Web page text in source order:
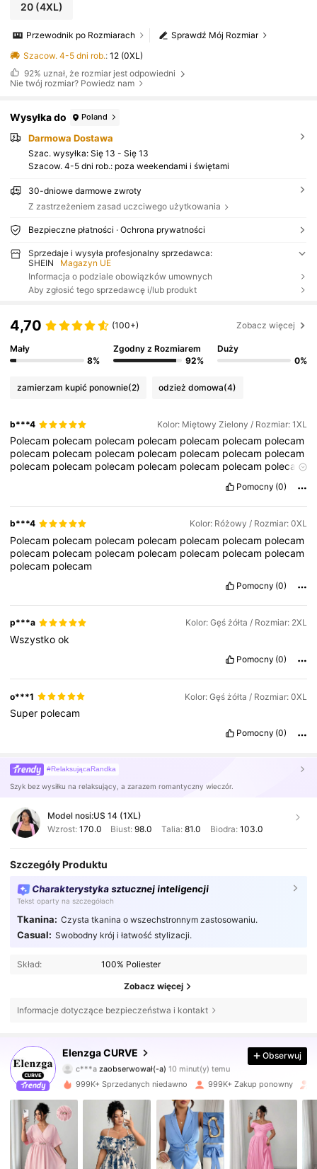
20(4XL)
Sprawdź Mój Rozmiar
Przewodnik po Rozmiarach
Szacow. 4-5 dni rob.:12 (0XL)
92% uznał, że rozmiar jest odpowiedni
Nie twój rozmiar? Powiedz nam
Wysyłka do Poland
Darmowa Dostawa
Szac. wysyłka: Się 13 - Się 13
Szacow. 4-5 dni rob.: poza weekendami i świętami
30-dniowe darmowe zwroty
Z zastrzeżeniem zasad uczciwego użytkowania
Bezpieczne płatności · Ochrona prywatności
Sprzedaje i wysyła profesjonalny sprzedawca:
SHEIN
Magazyn UE
Informacja o podziale obowiązków umownych
Aby zgłosić tego sprzedawcę i/lub produkt
4,70 (100+) Zobacz więcej
Mały
8%
Zgodny z Rozmiarem
92%
Duży
0%
zamierzam kupić ponownie(2) odzież domowa(4)
b***4 Kolor: Miętowy Zielony / Rozmiar: 1XL
Polecam polecam polecam polecam polecam polecam polecam
polecam polecam polecam polecam polecam polecam polecam
polecam polecam polecam polecam polecam polecam polecam
Pomocny (0)
b***4 Kolor: Różowy / Rozmiar: 0XL
Polecam polecam polecam polecam polecam polecam polecam
polecam polecam polecam polecam polecam polecam polecam
polecam polecam
Pomocny (0)
p***a Kolor: Gęś żółta / Rozmiar: 2XL
Wszystkook
Pomocny (0)
o***1 Kolor: Gęś żółta / Rozmiar: 0XL
Super polecam
Pomocny (0)
#RelaksującaRandka
Szyk bez wysiłku na relaksujący, a zarazem romantyczny wieczór.
Model nosi:US 14 (1XL)
Wzrost: 170.0 Biust:98.0 Talia: 81.0 Biodra: 103.0
Szczegóły Produktu
Charakterystyka sztucznej inteligencji
Tekst oparty na szczegółach
Tkanina: Czysta tkanina o wszechstronnym zastosowaniu.
Casual: Swobodny krój i łatwość stylizacji.
Skład: 100% Poliester
Zobacz więcej
Informacje dotyczące bezpieczeństwa i kontakt
Elenzga CURVE
A***iprzegląda
4,73
652K Obserwujący
652K Obserwujący
Obserwuj
999K+ Sprzedanych niedawno 999K+ Zakup ponowny